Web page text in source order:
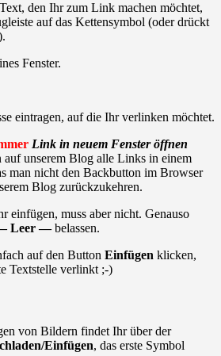
den Ihr zum Link machen möchtet,
auf das Kettensymbol (oder drückt
Fenster.
eintragen, auf die Ihr verlinken möchtet.
Link in neuem Fenster öffnen
auf unserem Blog alle Links in einem
man nicht den Backbutton im Browser
Blog zurückzukehren.
einfügen, muss aber nicht. Genauso
Leer —belassen.
auf den Button Einfügen klicken,
Textstelle verlinkt ;-)
von Bildern findet Ihr über der
Einfügen, das erste Symbol